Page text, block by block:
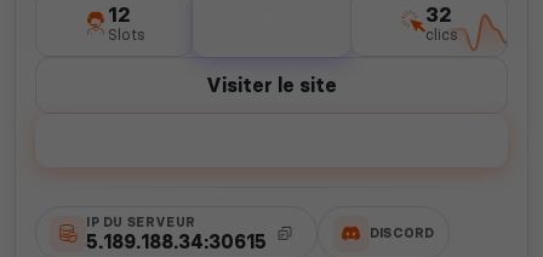
12
Slots
32
clics
Visiter le site
IP DU SERVEUR
5.189.188.34:30615 DISCORD